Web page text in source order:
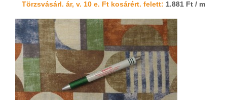
Törzsvásárl. ár, v. 10 e. Ft kosárért. felett: 1.881 Ft / m